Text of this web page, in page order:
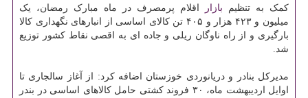
کمک به تنظیم بازار
اقلام پرمصرف در ماه مبارک رمضان، یک
میلیون و ۴۲۳ هزار و ۴۰۵ تن کالای اساسی از انبارهای نگهداری کالا
بارگیری و از راه ناوگان ریلی و جاده ای به اقصی نقاط کشور توزیع
شد.
مدیرکل بنادر و دریانوردی خوزستان اضافه کرد: از آغاز سالجاری تا
اوایل اردیبهشت ماه، ۳۰ فروند کشتی حامل کالاهای اساسی در بندر